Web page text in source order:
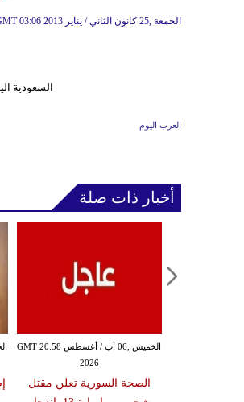
03:06 2013 الجمعة ,25 كانون الثاني / يناير
العرب اليوم
أخبار ذات صلة
الخميس ,06 آب / أغسطس GMT 20:58
2026
الصحة السورية تعلن مقتل